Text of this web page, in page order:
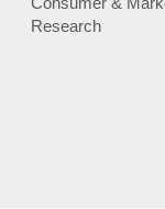
Research